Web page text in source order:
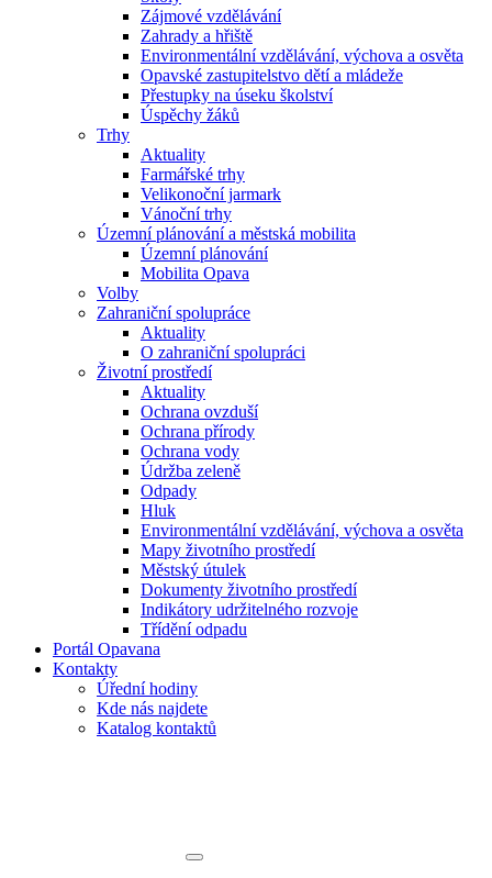
Zájmové vzdělávání
Zahrady a hřiště
Environmentální vzdělávání, výchova a osvěta
Opavské zastupitelstvo dětí a mládeže
Přestupky na úseku školství
Úspěchy žáků
Trhy
Aktuality
Farmářské trhy
Velikonoční jarmark
Vánoční trhy
Územní plánování a městská mobilita
Územní plánování
Mobilita Opava
Volby
Zahraniční spolupráce
Aktuality
O zahraniční spolupráci
Životní prostředí
Aktuality
Ochrana ovzduší
Ochrana přírody
Ochrana vody
Údržba zeleně
Odpady
Hluk
Environmentální vzdělávání, výchova a osvěta
Mapy životního prostředí
Městský útulek
Dokumenty životního prostředí
Indikátory udržitelného rozvoje
Třídění odpadu
Portál Opavana
Kontakty
Úřední hodiny
Kde nás najdete
Katalog kontaktů